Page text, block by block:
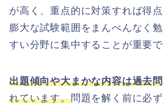
が高く、重点的に対策すれば得
膨大な試験範囲をまんべんなく
すい分野に集中することが重要で
出題傾向や大まかな内容は過去
れています。問題を解く前に必